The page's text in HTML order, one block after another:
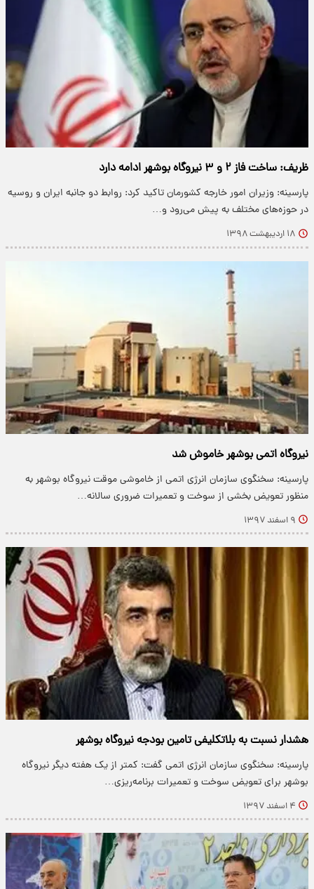
ظریف: ساخت فاز ۲ و ۳ نیروگاه بوشهر ادامه دارد
پارسینه: وزیران امور خارجه کشورمان تاکید کرد: روابط دو جانبه ایران و روسیه
در حوزه‌های مختلف به پیش می‌رود و…
۱۸ اردیبهشت ۱۳۹۸
نیروگاه اتمی بوشهر خاموش شد
پارسینه: سخنگوی سازمان انرژی اتمی از خاموشی موقت نیروگاه بوشهر به
منظور تعویض بخشی از سوخت و تعمیرات ضروری سالانه…
۹ اسفند ۱۳۹۷
هشدار نسبت به بلاتکلیفی تامین بودجه نیروگاه بوشهر
پارسینه: سخنگوی سازمان انرژی اتمی گفت: کمتر از یک هفته دیگر نیروگاه
بوشهر برای تعویض سوخت و تعمیرات برنامه‌ریزی…
۴ اسفند ۱۳۹۷